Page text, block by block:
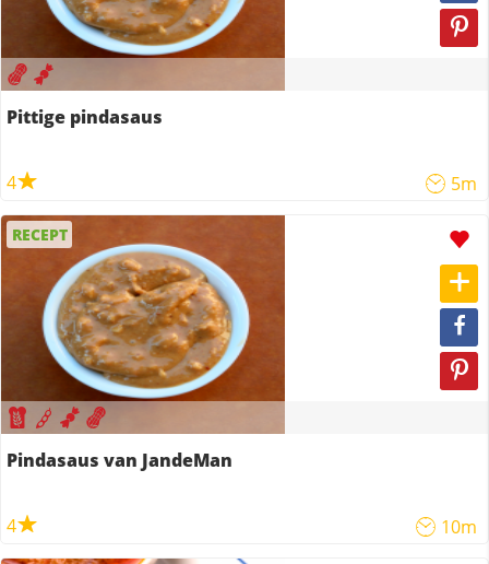
Pittige pindasaus
4 5m
RECEPT
Pindasaus van JandeMan
4 10m